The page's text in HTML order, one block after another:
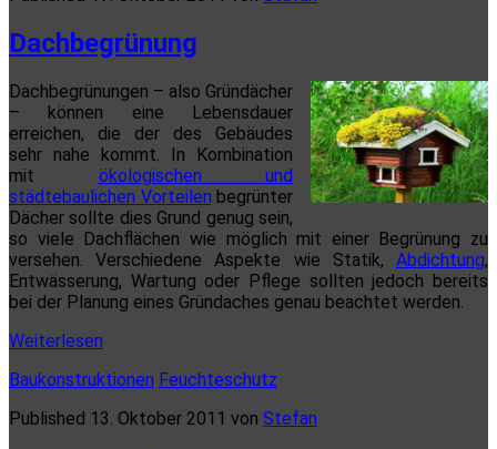
Dachbegrünung
Dachbegrünungen – also Gründächer
– können eine Lebensdauer
erreichen, die der des Gebäudes
sehr nahe kommt. In Kombination
mit ökologischen und
städtebaulichen Vorteilen begrünter
Dächer sollte dies Grund genug sein,
so viele Dachflächen wie möglich mit einer Begrünung zu
versehen. Verschiedene Aspekte wie Statik, Abdichtung,
Entwässerung, Wartung oder Pflege sollten jedoch bereits
bei der Planung eines Gründaches genau beachtet werden.
Weiterlesen
Baukonstruktionen Feuchteschutz
Published 13. Oktober 2011 von Stefan